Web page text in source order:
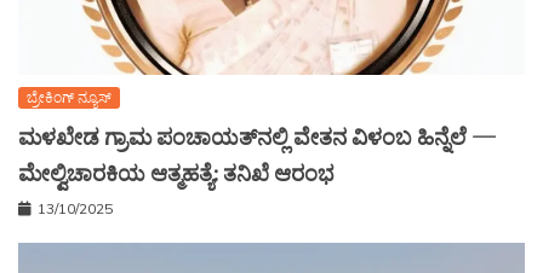
ಬ್ರೇಕಿಂಗ್ ನ್ಯೂಸ್
ಮಳಖೇಡ ಗ್ರಾಮ ಪಂಚಾಯತ್‌ನಲ್ಲಿ ವೇತನ ವಿಳಂಬ ಹಿನ್ನೆಲೆ —
ಮೇಲ್ವಿಚಾರಕಿಯ ಆತ್ಮಹತ್ಯೆ: ತನಿಖೆ ಆರಂಭ
13/10/2025